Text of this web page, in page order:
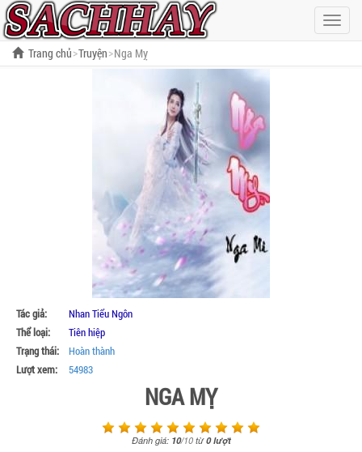
Hiện
menu
Trang chủ Truyện Nga Mỵ
Tác giả:
Nhan Tiểu Ngôn
Thể loại:
Tiên hiệp
Trạng thái:
Hoàn thành
Lượt xem:
54983
NGA MỴ
Đánh giá: 10/10từ0lượt